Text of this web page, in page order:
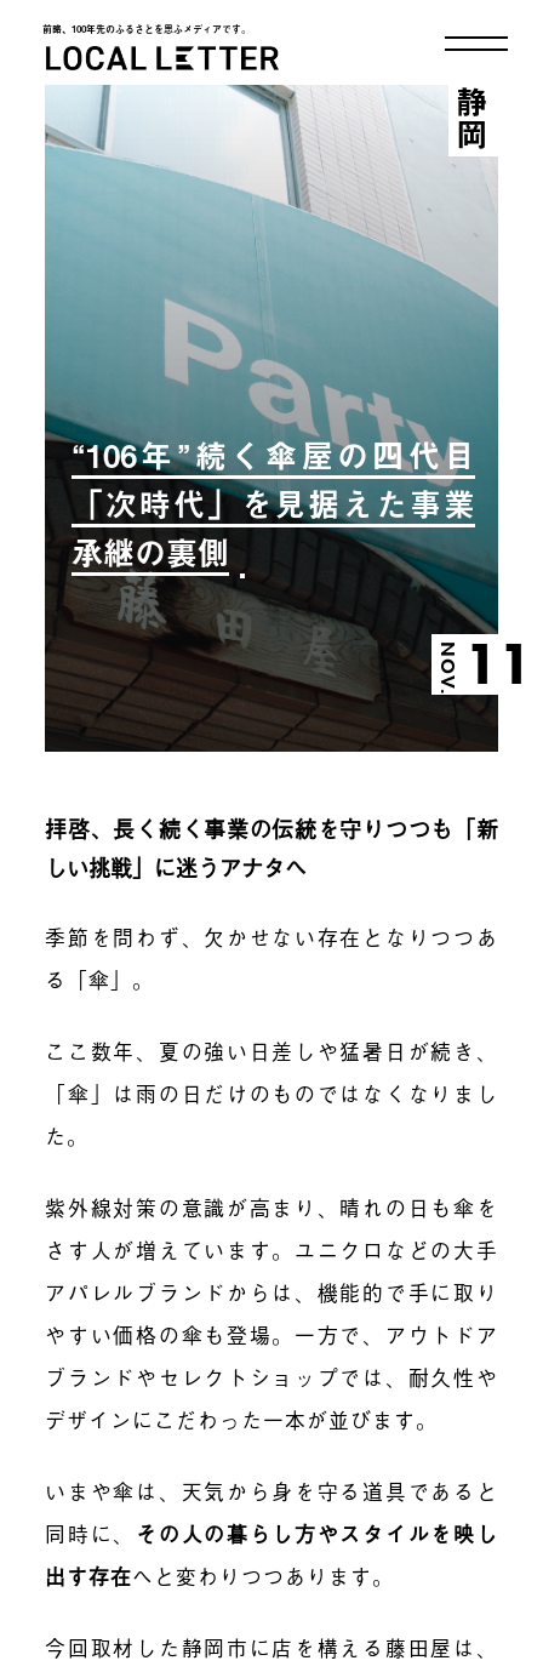
前略、100年先のふるさとを思ふメディアです。
LOCAL LETTER
“106年”続く傘屋の四代目
「次時代」を見据えた事業
承継の裏側
NOV. 11
静岡
拝啓、長く続く事業の伝統を守りつつも「新
しい挑戦」に迷うアナタへ
季節を問わず、欠かせない存在となりつつあ
る「傘」。
ここ数年、夏の強い日差しや猛暑日が続き、
「傘」は雨の日だけのものではなくなりまし
た。
紫外線対策の意識が高まり、晴れの日も傘を
さす人が増えています。ユニクロなどの大手
アパレルブランドからは、機能的で手に取り
やすい価格の傘も登場。一方で、アウトドア
ブランドやセレクトショップでは、耐久性や
デザインにこだわった一本が並びます。
いまや傘は、天気から身を守る道具であると
同時に、 その人の暮らし方やスタイルを映し
出す存在へと変わりつつあります。
今回取材した静岡市に店を構える藤田屋は、